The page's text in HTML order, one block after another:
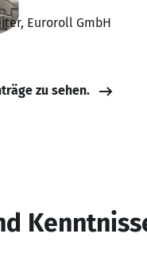
Euroroll GmbH
zu sehen.